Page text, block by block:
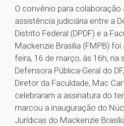
O convênio para colaboração
assistência judiciária entre a
Distrito Federal (DPDF) e a
Mackenzie Brasília (FMPB)
feira, 16 de março, às 16h, na
Defensora Pública-Geral do
Diretor da Faculdade, Mac
celebraram a assinatura do
marcou a inauguração do
Jurídicas do Mackenzie